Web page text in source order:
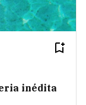
inédita